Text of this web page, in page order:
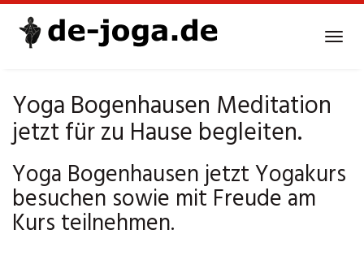
Yoga Bogenhausen Meditation
jetzt für zu Hause begleiten.
Yoga Bogenhausen jetzt Yogakurs
besuchen sowie mit Freude am
Kurs teilnehmen.